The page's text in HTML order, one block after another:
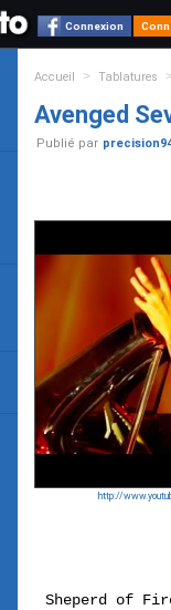
Connexion
Accueil > Tablatures >
Avenged
Publié par
http://
Sheperd of